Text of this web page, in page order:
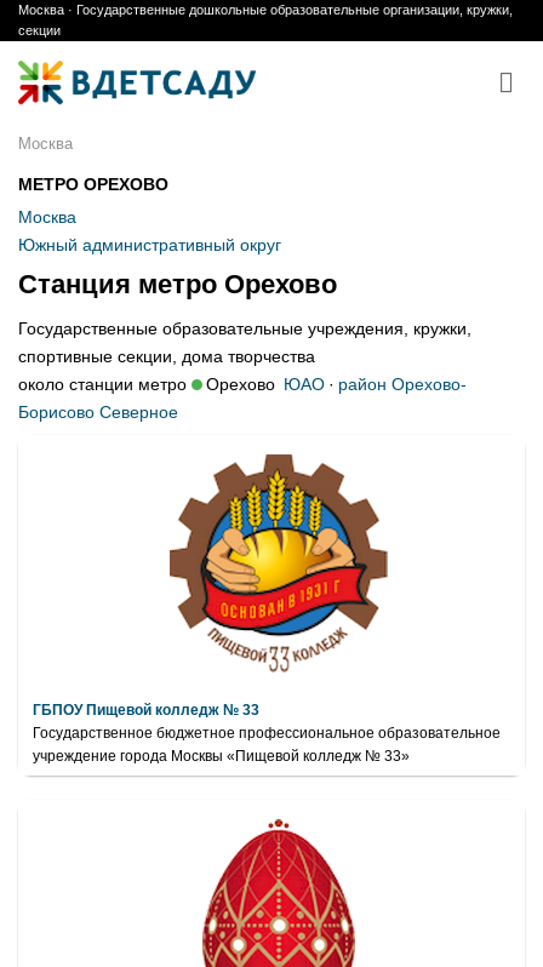
Skip
to
content
Москва · Государственные дошкольные образовательные организации, кружки,
секции
Москва
МЕТРО ОРЕХОВО
Москва
Южный административный округ
Станция метро Орехово
Государственные образовательные учреждения, кружки,
спортивные секции, дома творчества
около станции метро
Орехово ЮАО· район Орехово-
Борисово Северное
ГБПОУ Пищевой колледж № 33
Государственное бюджетное профессиональное образовательное
учреждение города Москвы «Пищевой колледж № 33»